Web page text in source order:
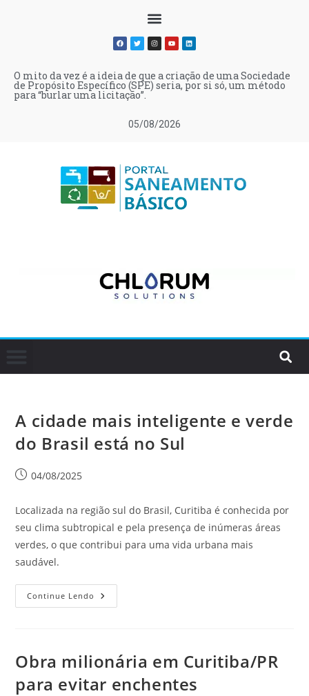
05/08/2026
O mito da vez é a ideia de que a criação de uma Sociedade
de Propósito Específico (SPE) seria, por si só, um método
para “burlar uma licitação”.
A cidade mais inteligente e verde
do Brasil está no Sul
04/08/2025
Localizada na região sul do Brasil, Curitiba é conhecida por
seu clima subtropical e pela presença de inúmeras áreas
verdes, o que contribui para uma vida urbana mais
saudável.
Continue Lendo
Obra milionária em Curitiba/PR
para evitar enchentes